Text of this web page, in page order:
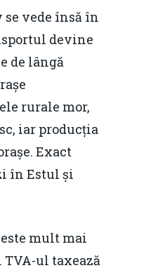
vede însă în
devine
de lângă
rurale mor,
iar producția
Exact
în Estul și
mult mai
TVA-ul taxează